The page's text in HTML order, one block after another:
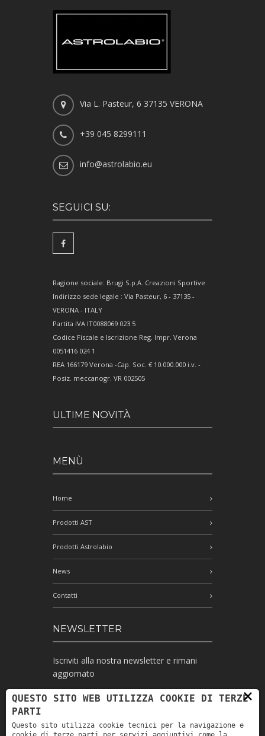
Via L. Pasteur, 6 37135 VERONA
+39 045 8299111
info@astrolabio.eu
SEGUICI SU:
Ragione sociale: Brugi S.p.A. Creazioni Sportive
Indirizzo sede legale : Via Pasteur, 6 - 37135 -
VERONA - ITALY
Partita IVA IT0088069 023 5
Codice Fiscale e Iscrizione Reg. Impr. Verona
0051416 024 1
REA 166179 Verona -Cap. Soc. € 10.000.000 i.v. -
Posiz. meccanogr. VR 002505
ULTIME NOVITÀ
MENÙ
Home
Prodotti AST
Prodotti Astrolabio
News
Contatti
NEWSLETTER
Iscriviti alla nostra newsletter e rimani
aggiornato
Ho letto l'informativa e autorizzo il
trattamento dei miei dati personali per le
×
QUESTO SITO WEB UTILIZZA COOKIE DI TERZE
PARTI
Questo sito utilizza cookie tecnici per la navigazione e